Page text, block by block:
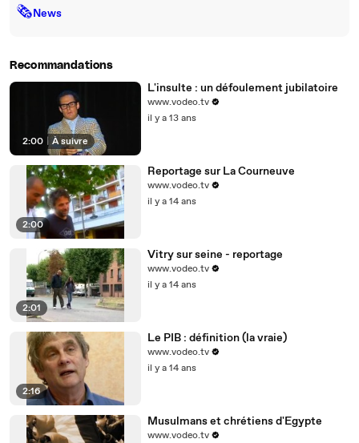
🗞News
Recommandations
2:00 À suivre
L'insulte : un défoulement jubilatoire
www.vodeo.tv
il y a 13 ans
2:00
Reportage sur La Courneuve
www.vodeo.tv
il y a 14 ans
2:01
Vitry sur seine - reportage
www.vodeo.tv
il y a 14 ans
2:16
Le PIB : définition (la vraie)
www.vodeo.tv
il y a 14 ans
Musulmans et chrétiens d'Egypte
www.vodeo.tv